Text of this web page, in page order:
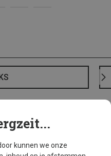
kunnen we onze